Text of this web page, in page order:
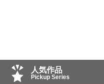
人気作品
Pickup Series